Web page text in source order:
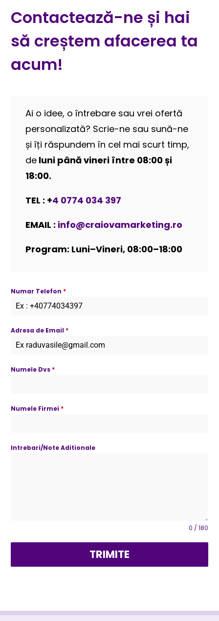
Contactează-ne și hai
să creștem afacerea ta
acum!
Ai o idee, o întrebare sau vrei ofertă
personalizată? Scrie-ne sau sună-ne
și îți răspundem în cel mai scurt timp,
de luni până vineri între 08:00 și
18:00.
TEL : +4 0774 034 397
EMAIL : info@craiovamarketing.ro
Program: Luni–Vineri, 08:00–18:00
Numar Telefon *
Adresa de Email *
Numele Dvs *
Numele Firmei *
Intrebari/Note Aditionale
0 / 180
TRIMITE